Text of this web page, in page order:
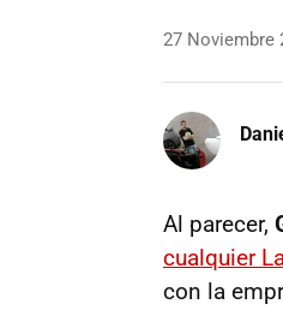
27 Noviembre
Al parecer,
cualquier
con la